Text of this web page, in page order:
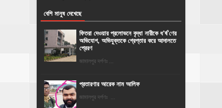
বেশি মানুষ দেখেছে
ফিতরা দেওয়ার প্রলোভনে বৃদ্ধা নারীকে ধ'র্ষ'ণের
অভিযোগ, অভিযুক্তকে গ্রেপ্তার করে আদালতে
প্রেরণ
জামালপুর দর্পণঃ ...
প্রতারণার আরেক নাম আলিফ
জামালপুর দর্পণঃ ...